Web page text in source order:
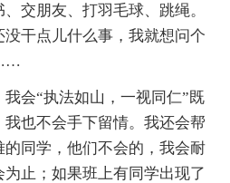
交朋友、打羽毛球、跳绳。
干点儿什么事，我就想问个
会“执法如山，一视同仁”既
也不会手下留情。我还会帮
的同学，他们不会的，我会耐
止；如果班上有同学出现了